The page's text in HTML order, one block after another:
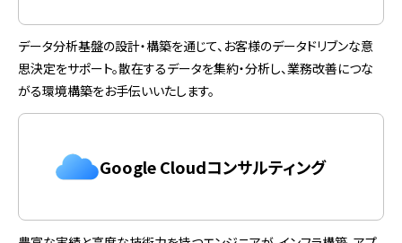
データ分析基盤の設計・構築を通じて、お客様のデータドリブンな意
思決定をサポート。散在するデータを集約・分析し、業務改善につな
がる環境構築をお手伝いいたします。
Google Cloudコンサルティング